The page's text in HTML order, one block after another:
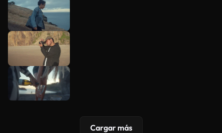
Cargar más